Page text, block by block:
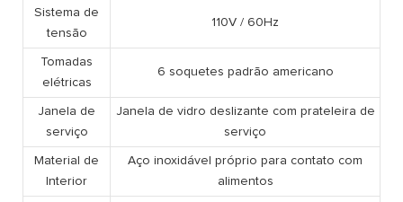
Sistema de
tensão
110V / 60Hz
Tomadas
elétricas
6 soquetes padrão americano
Janela de
serviço
Janela de vidro deslizante com prateleira de
serviço
Material de
Interior
Aço inoxidável próprio para contato com
alimentos